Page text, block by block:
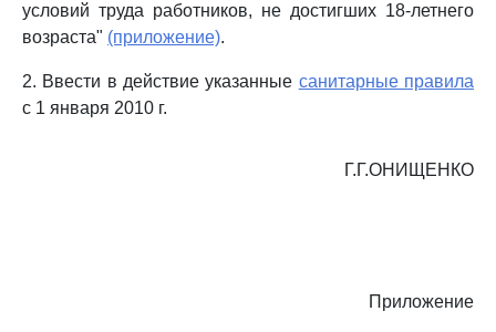
условий труда работников, не достигших 18-летнего
возраста" (приложение).
2. Ввести в действие указанные санитарные правила
с 1 января 2010 г.
Г.Г.ОНИЩЕНКО
Приложение